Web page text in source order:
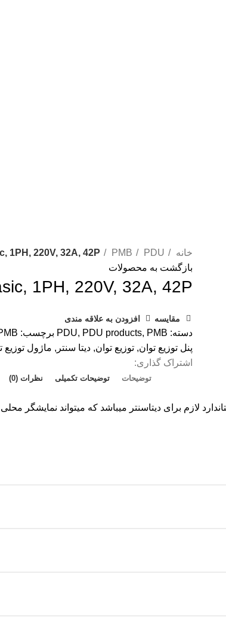
خانه PDU
PMB
1PH, 220V, 32A, 42P
بازگشت به محصولات
1PH, 220V, 32A, 42P
مقایسه افزودن به علاقه مندی
دسته: PDU, PDU products, PMB برچسب:
پنل توزیع توان, توزیع توان, دیتا سنتر , ماژول توزیع
اشتراک گذاری:
توضیحات توضیحات تکمیلی نظرات (0)
لازم برای دیتاسنتر میباشد که میتواند نمایشگر